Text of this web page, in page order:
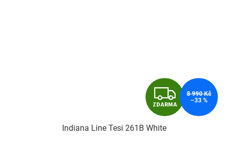
Z
D
ZDARMA
8 990 Kč
–33 %
Indiana Line Tesi 261B White